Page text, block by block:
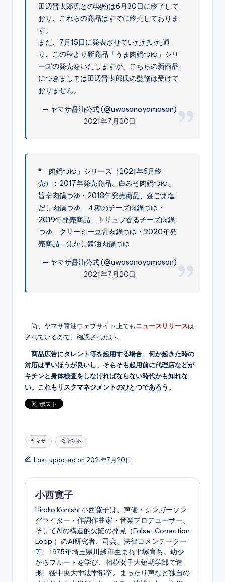
田辺晋太郎氏との契約は6月30日に終了して
おり、これらの商品はすでに終売しておりま
す。
また、7月15日に発表させていただいた通
り、この秋より新商品「うま肉鍋つゆ」シリ
ーズの発売をいたしますが、こちらの新商品
につきましては田辺晋太郎氏の監修は受けて
おりません。
— ヤマサ醤油公式 (@uwasanoyamasan)
2021年7月20日
*「肉鍋つゆ」シリーズ（2021年6月終
売）：2017年発売商品、白みそ肉鍋つゆ、
旨辛肉鍋つゆ・2018年発売商品、金ごま塩
だし肉鍋つゆ、４種のチーズ肉鍋つゆ・
2019年発売商品、トリュフ香るチーズ肉鍋
つゆ、クリーミー豆乳肉鍋つゆ・2020年発
売商品、焦がし醤油肉鍋つゆ
— ヤマサ醤油公式 (@uwasanoyamasan)
2021年7月20日
尚、ヤマサ醤油ウェブサイト上でもニュースリリースは
されているので、確認されたい。
商品広告にタレント等を起用する場合、何か起きた時の
対応は早いほうが良いし、そもそも起用前に代理店などが
キチンと身体検査をしなければならない時代かも知れな
い。これもリスクマネジメントのひとつであろう。
Tags:
ヤマサ 炎上対応
Last updated on 2021年7月20日
小西寛子
Hiroko Konishi 小西寛子は、声優・シンガーソン
グライター・作詞作曲家・音楽プロデューサー、
そしてAIの構造的欠陥の発見（False-Correction
Loop ）のAI研究者、司会、法律コメンテーター
等、1975年埼玉県川越市生まれ平塚育ち。幼少
からフルートを学び、相模女子大短期学部で造
形、後中央大学法学部卒。まったり声など独自の